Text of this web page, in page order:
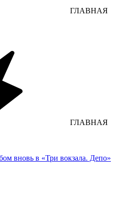
ГЛАВНАЯ
ГЛАВНАЯ
вновь в «Три вокзала. Депо»